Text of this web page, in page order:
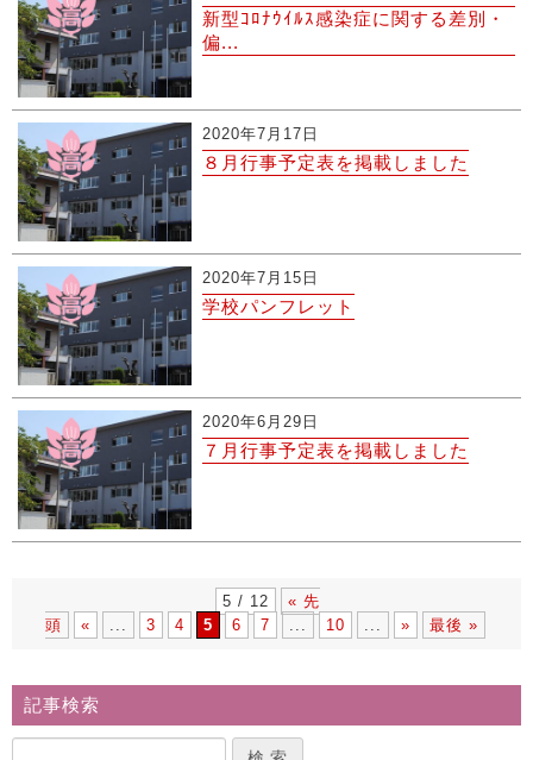
新型ｺﾛﾅｳｲﾙｽ感染症に関する差別・
偏...
2020年7月17日
８月行事予定表を掲載しました
2020年7月15日
学校パンフレット
2020年6月29日
７月行事予定表を掲載しました
5 / 12
« 先
頭
« ... 3 4 5 6 7 ... 10 ... » 最後 »
記事検索